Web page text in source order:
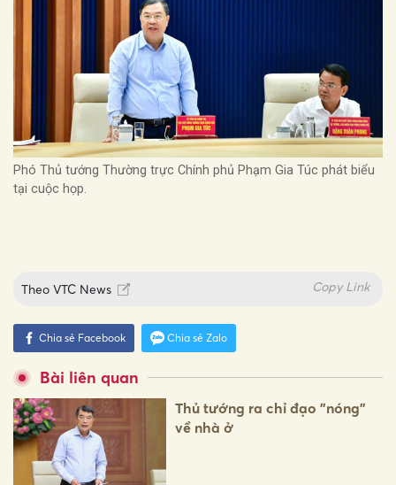
Phó Thủ tướng Thường trực Chính phủ Phạm Gia Túc phát biểu
tại cuộc họp.
Theo VTC News Copy Link
Chia sẻ Facebook Chia sẻ Zalo
Bài liên quan
Thủ tướng ra chỉ đạo "nóng"
về nhà ở